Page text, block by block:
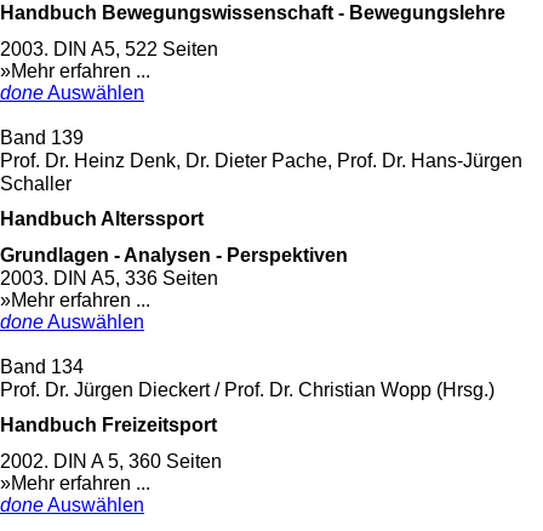
Handbuch Bewegungswissenschaft - Bewegungslehre
2003. DIN A5, 522 Seiten
»Mehr erfahren ...
doneAuswählen
Band 139
Prof. Dr. Heinz Denk, Dr. Dieter Pache, Prof. Dr. Hans-Jürgen
Schaller
Handbuch Alterssport
Grundlagen - Analysen - Perspektiven
2003. DIN A5, 336 Seiten
»Mehr erfahren ...
doneAuswählen
Band 134
Prof. Dr. Jürgen Dieckert / Prof. Dr. Christian Wopp (Hrsg.)
Handbuch Freizeitsport
2002. DIN A 5, 360 Seiten
»Mehr erfahren ...
doneAuswählen